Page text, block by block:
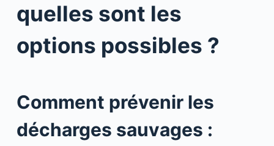
quelles sont les
options possibles ?
Comment prévenir les
décharges sauvages :